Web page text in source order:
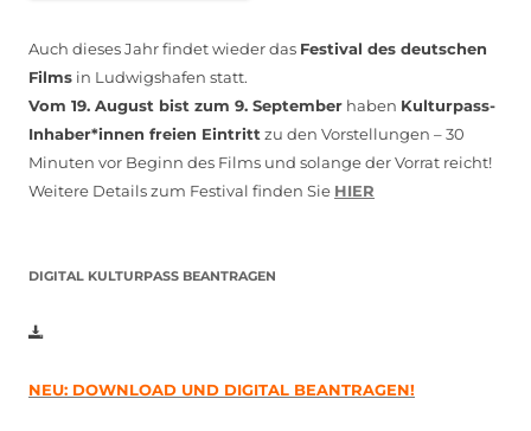
Auch dieses Jahr findet wieder das Festival des deutschen
Films in Ludwigshafen statt.
Vom 19. August bist zum 9. September haben Kulturpass-
Inhaber*innen freien Eintritt zu den Vorstellungen – 30
Minuten vor Beginn des Films und solange der Vorrat reicht!
Weitere Details zum Festival finden Sie HIER
DIGITAL KULTURPASS BEANTRAGEN
NEU: DOWNLOAD UND DIGITAL BEANTRAGEN!